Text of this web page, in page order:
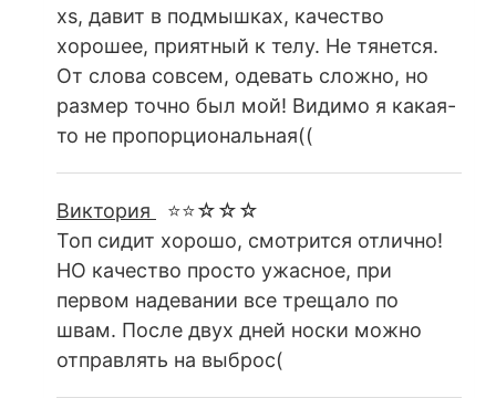
xs, давит в подмышках, качество
хорошее, приятный к телу. Не тянется.
От слова совсем, одевать сложно, но
размер точно был мой! Видимо я какая-
то не пропорциональная((
Виктория
⭐⭐☆☆☆
Топ сидит хорошо, смотрится отлично!
НО качество просто ужасное, при
первом надевании все трещало по
швам. После двух дней носки можно
отправлять на выброс(